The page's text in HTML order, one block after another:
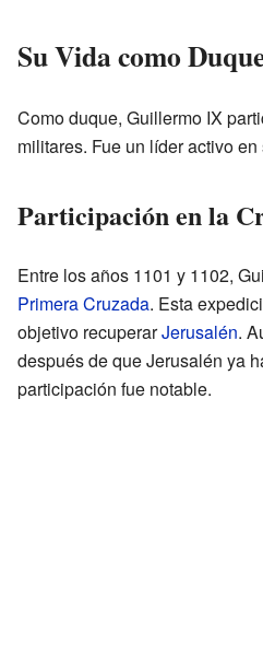
Su Vida como
Como duque, Guillermo IX
militares. Fue un líder activo en
Participación en la
Entre los años 1101 y 1102,
Primera Cruzada. Esta
objetivo recuperarJerusalén.
después de que Jerusalén ya
participación fue notable.